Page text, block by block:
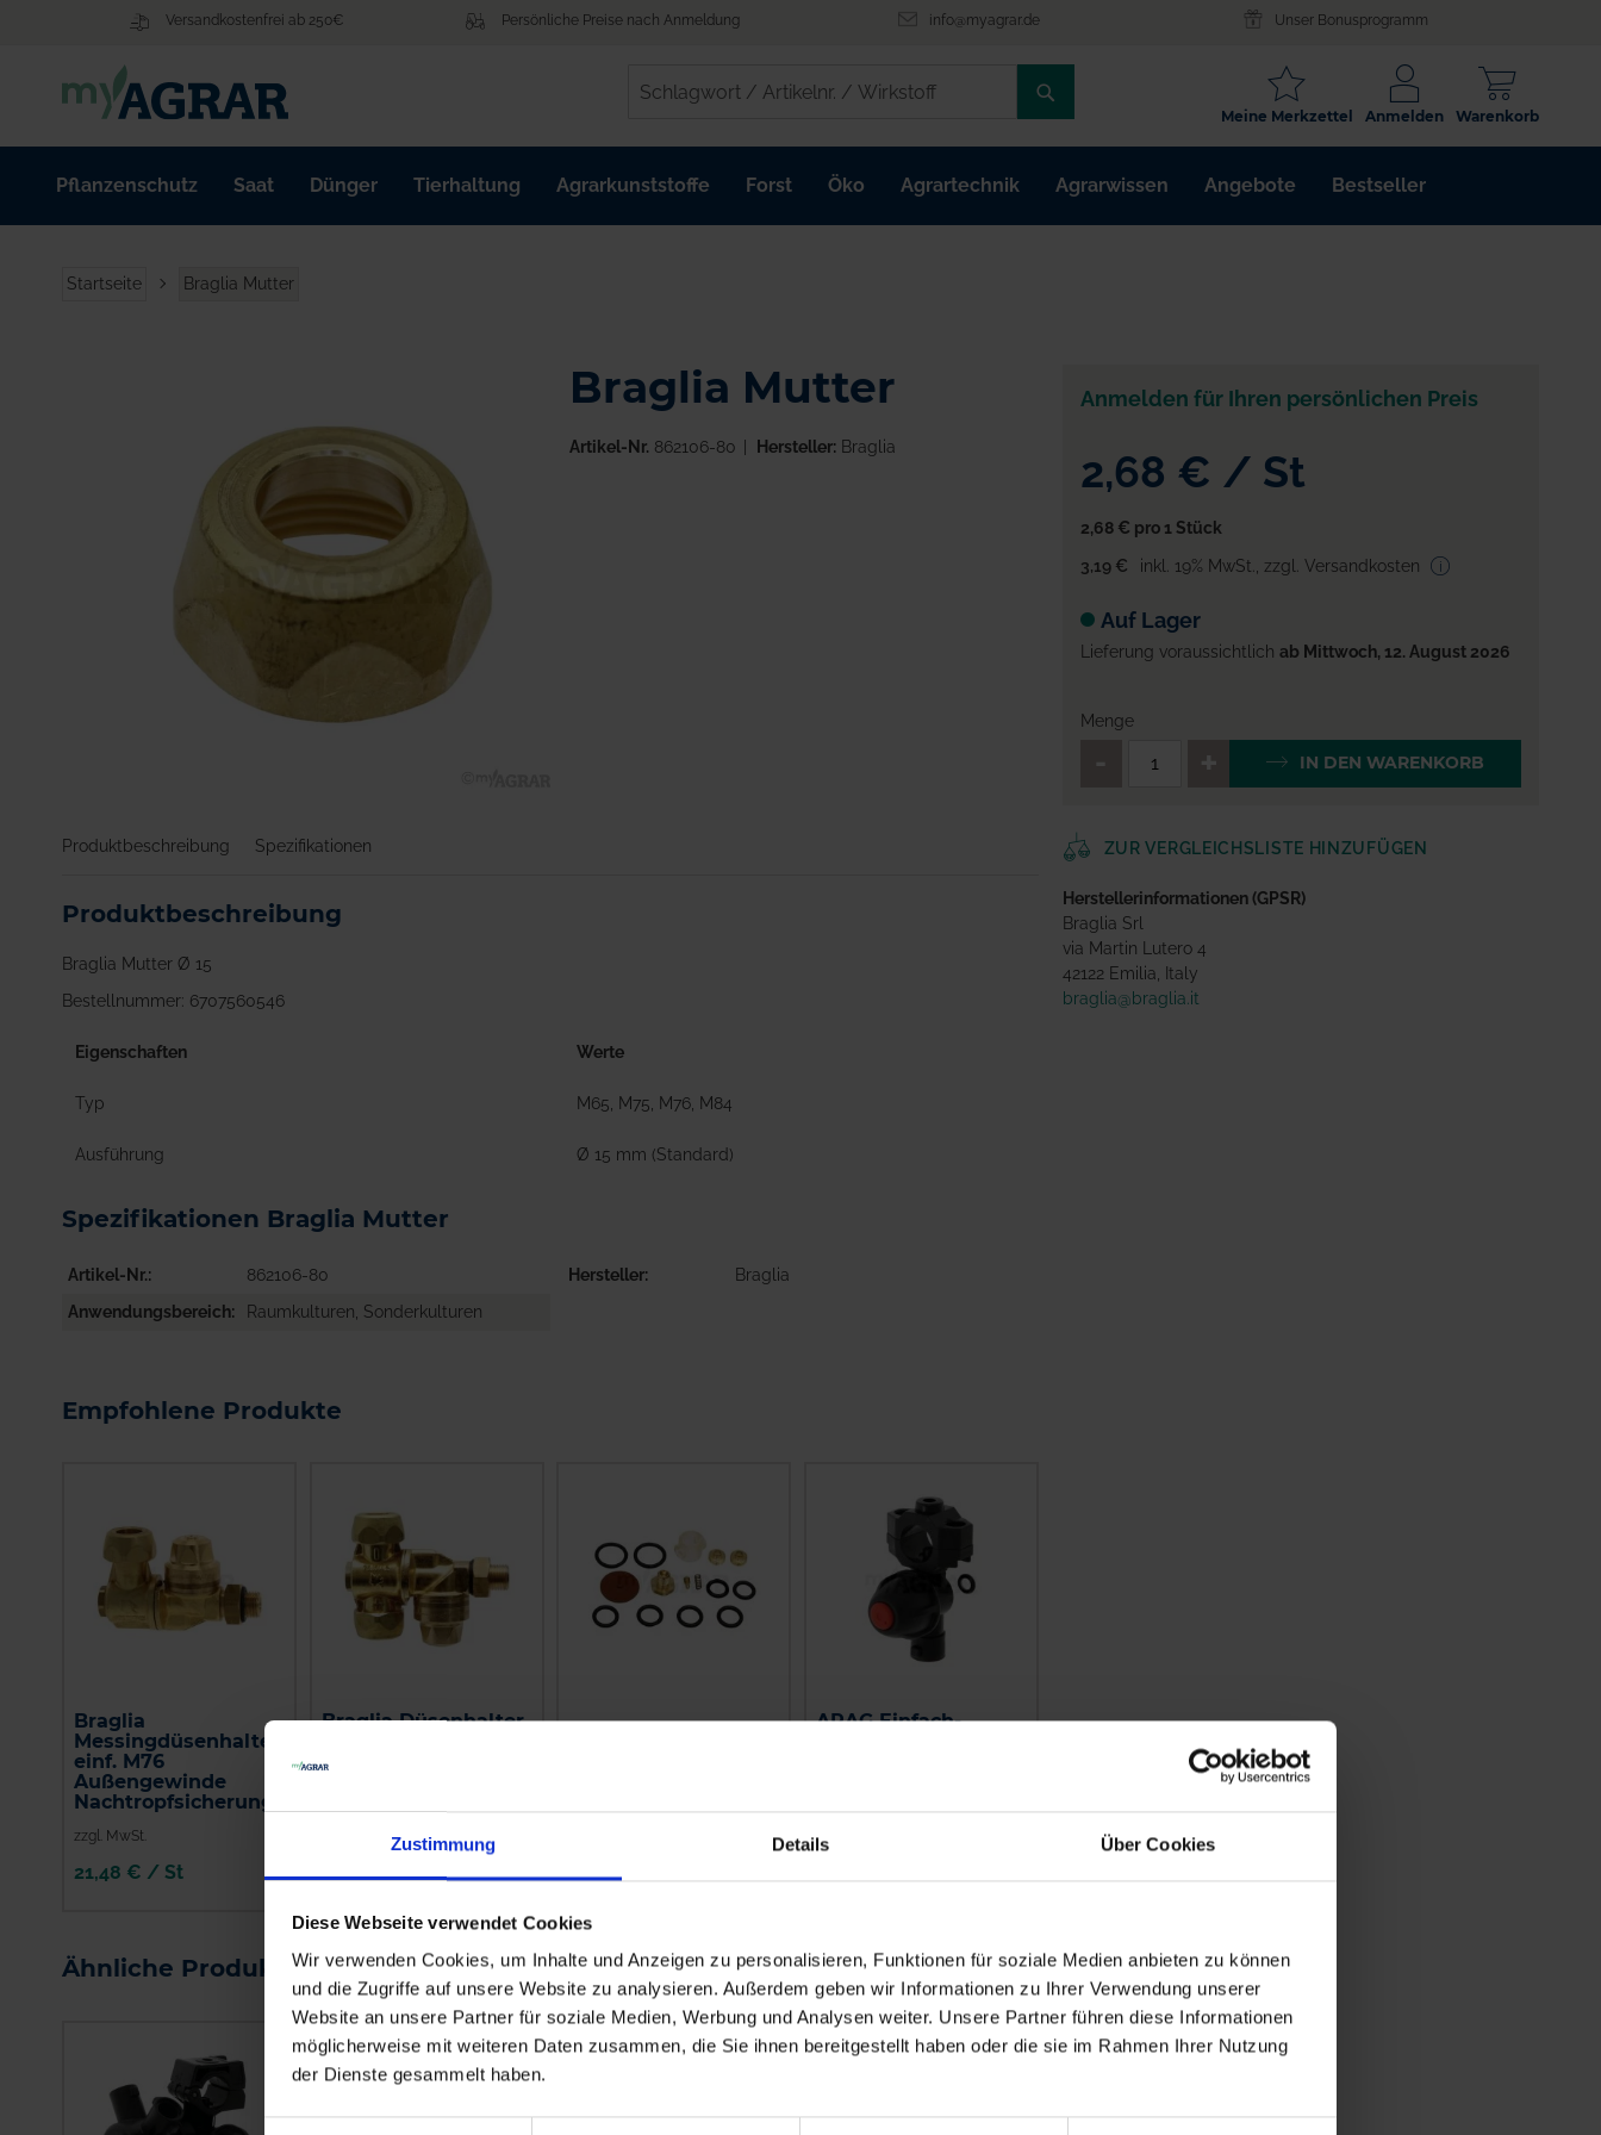
Zustimmung Details Über Cookies
Diese Webseite verwendet Cookies
Wir verwenden Cookies, um Inhalte und Anzeigen zu personalisieren, Funktionen für soziale Medien anbieten zu können
und die Zugriffe auf unsere Website zu analysieren. Außerdem geben wir Informationen zu Ihrer Verwendung unserer
Website an unsere Partner für soziale Medien, Werbung und Analysen weiter. Unsere Partner führen diese Informationen
möglicherweise mit weiteren Daten zusammen, die Sie ihnen bereitgestellt haben oder die sie im Rahmen Ihrer Nutzung
der Dienste gesammelt haben.
Versandkostenfrei ab 250€ Persönliche Preise nach Anmeldung info@myagrar.de Unser Bonusprogramm
/
ARTIKELNR.
/
Warenkorb
Anmelden
Meine Merkzettel
Pflanzenschutz Saat Dünger Tierhaltung Agrarkunststoffe Forst Öko Agrartechnik Agrarwissen Angebote Bestseller
Startseite Braglia Mutter
der
springen
Braglia Mutter
Artikel-Nr. 862106-80 Hersteller:Braglia
Produktbeschreibung Spezifikationen
Produktbeschreibung
Braglia Mutter Ø 15
Bestellnummer: 6707560546
Eigenschaften Werte
Typ M65, M75, M76, M84
Ausführung Ø 15 mm (Standard)
Spezifikationen Braglia Mutter
Artikel-Nr. 862106-80 Hersteller
Braglia
Anwendungsbereich
Raumkulturen, Sonderkulturen
Empfohlene Produkte
Braglia
Messingdüsenhalter
einf. M76
Außengewinde
Nachtropfsicherung
zzgl. MwSt.
21,48 € / St
Braglia Düsenhalter
Außengewinde und
zzgl. MwSt.
23,80 € / St
IN DEN
18,83 € / St
ARAG Einfach-
zzgl. MwSt.
Ähnliche Produkte
Anmelden für Ihren persönlichen Preis
2,68 € / St
2,68 € pro 1 Stück
3,19 €
inkl. 19% MwSt. zzgl. Versandkosten
Auf Lager
Lieferung voraussichtlich ab Mittwoch, 12. August 2026
Menge
QTY_CONTROL_DECREASE
IN DEN WARENKORB
ZUR VERGLEICHSLISTE HINZUFÜGEN
Herstellerinformationen (GPSR)
Braglia Srl
via Martin Lutero 4
42122 Emilia, Italy
braglia@braglia.it